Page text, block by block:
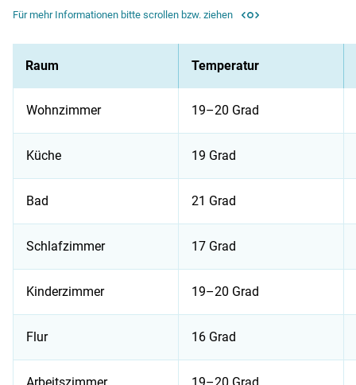
Für mehr Informationen bitte scrollen bzw. ziehen
Raum Temperatur
Wohnzimmer 19–20 Grad
Küche 19 Grad
Bad 21 Grad
Schlafzimmer 17 Grad
Kinderzimmer 19–20 Grad
Flur 16 Grad